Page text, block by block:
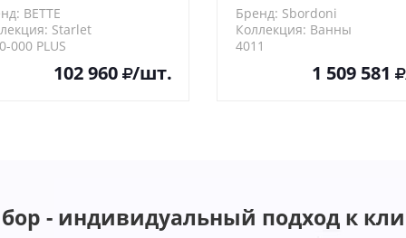
цвет:
BETTE
Starlet
000 PLUS
102 960 /шт.
Бренд: Sbordoni
Коллекция: Ванны
4011
1 509 581
- индивидуальный подход к